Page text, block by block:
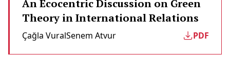
An Ecocentric Discussion on Green
Theory in International Relations
Çağla VuralSenem Atvur PDF